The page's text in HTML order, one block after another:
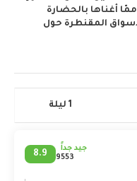
أغناها بالحضارة
المقنطرة حول
قبل الإسلام، وقد أُدرجت
1 ليلة
8.9
جيد جداً
9553